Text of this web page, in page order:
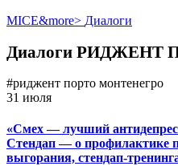
MICE&more> Диалоги
Диалоги
#риджент порто монтенегро
31 июля
«Смех — лучший
Стендап — о профилактике
выгорания, стендап-